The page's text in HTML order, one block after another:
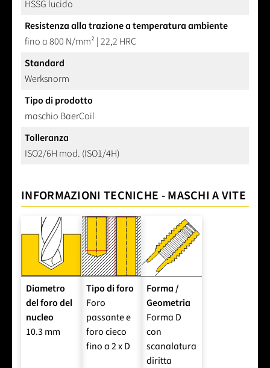
HSSG lucido
Resistenza alla trazione a temperatura ambiente
fino a 800 N/mm² | 22,2 HRC
Standard
Werksnorm
Tipo di prodotto
maschio BaerCoil
Tolleranza
ISO2/6H mod. (ISO1/4H)
INFORMAZIONI TECNICHE - MASCHI A VITE
Diametro
del foro del
nucleo
10.3 mm
Tipo di foro
Foro
passante e
foro cieco
fino a 2 x D
Forma /
Geometria
Forma D
con
scanalatura
diritta